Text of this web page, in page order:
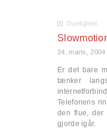
Duelighed
24. marts, 2004
Er det bare
tænker
Telefonens
den flue, der
gjorde igår.